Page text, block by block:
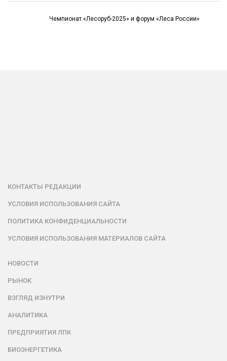
Чемпионат «Лесоруб-2025» и форум «Леса России»
КОНТАКТЫ РЕДАКЦИИ
УСЛОВИЯ ИСПОЛЬЗОВАНИЯ САЙТА
ПОЛИТИКА КОНФИДЕНЦИАЛЬНОСТИ
УСЛОВИЯ ИСПОЛЬЗОВАНИЯ МАТЕРИАЛОВ САЙТА
НОВОСТИ
РЫНОК
ВЗГЛЯД ИЗНУТРИ
АНАЛИТИКА
ПРЕДПРИЯТИЯ ЛПК
БИОЭНЕРГЕТИКА